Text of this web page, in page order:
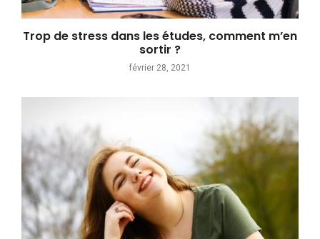
Trop de stress dans les études, comment m’en
sortir ?
février 28, 2021